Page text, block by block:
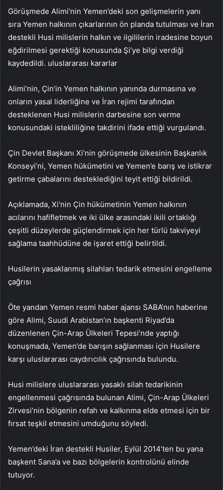
Görüşmede Alimi’nin Yemen’deki son gelişmelerin yanı
sıra Yemen halkının çıkarlarının ön planda tutulması ve İran
destekli Husi milislerin halkın ve ilgililerin iradesine boyun
eğdirilmesi gerektiği konusunda Şi’ye bilgi verdiği
kaydedildi. uluslararası kararlar
Alimi’nin, Çin’in Yemen halkının yanında durmasına ve
onların yasal liderliğine ve İran rejimi tarafından
desteklenen Husi milislerin darbesine son verme
konusundaki istekliliğine takdirini ifade ettiği vurgulandı.
Çin Devlet Başkanı Xi’nin görüşmede ülkesinin Başkanlık
Konseyi’ni, Yemen hükümetini ve Yemen’e barış ve istikrar
getirme çabalarını desteklediğini teyit ettiği bildirildi.
Açıklamada, Xi’nin Çin hükümetinin Yemen halkının
acılarını hafifletmek ve iki ülke arasındaki ikili ortaklığı
çeşitli düzeylerde güçlendirmek için her türlü takviyeyi
sağlama taahhüdüne de işaret ettiği belirtildi.
Husilerin yasaklanmış silahları tedarik etmesini engelleme
çağrısı
Öte yandan Yemen resmi haber ajansı SABA’nın haberine
göre Alimi, Suudi Arabistan’ın başkenti Riyad’da
düzenlenen Çin-Arap Ülkeleri Tepesi’nde yaptığı
konuşmada, Yemen’de barışın sağlanması için Husilere
karşı uluslararası caydırıcılık çağrısında bulundu.
Husi milislere uluslararası yasaklı silah tedarikinin
engellenmesi çağrısında bulunan Alimi, Çin-Arap Ülkeleri
Zirvesi’nin bölgenin refah ve kalkınma elde etmesi için bir
fırsat teşkil etmesini umduğunu söyledi.
Yemen’deki İran destekli Husiler, Eylül 2014’ten bu yana
başkent Sana’a ve bazı bölgelerin kontrolünü elinde
tutuyor.